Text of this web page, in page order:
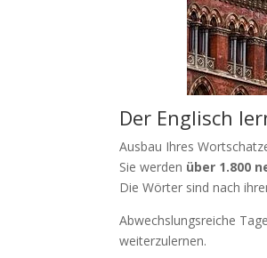
Der Englisch
Ausbau Ihres
Sie werden über 1.800
Die Wörter sind nach
Abwechslungsreiche
weiterzulernen.